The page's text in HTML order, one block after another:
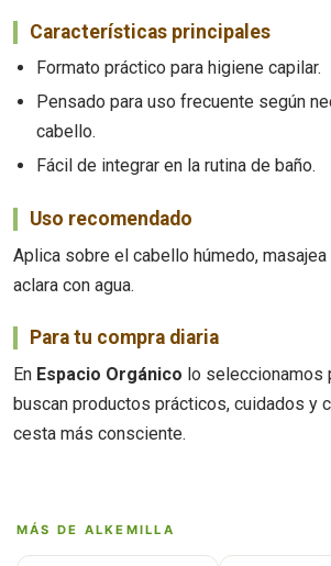
Características principales
Formato práctico para higiene capilar.
Pensado para uso frecuente según
cabello.
Fácil de integrar en la rutina de baño.
Uso recomendado
Aplica sobre el cabello húmedo,
aclara con agua.
Para tu compra diaria
En Espacio Orgánico lo seleccionamos
buscan productos prácticos, cuidados y
cesta más consciente.
MÁS DE ALKEMILLA